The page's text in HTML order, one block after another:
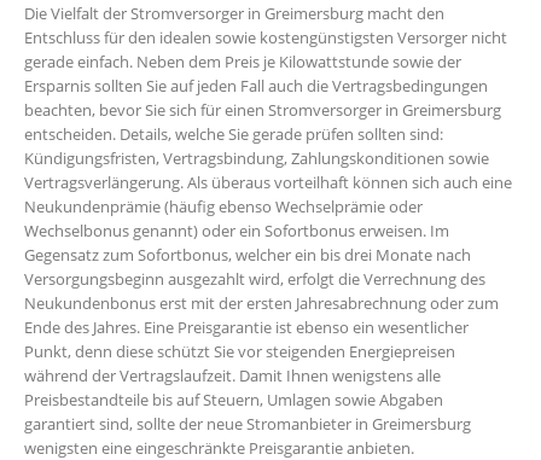
Die Vielfalt der Stromversorger in Greimersburg macht den
Entschluss für den idealen sowie kostengünstigsten Versorger nicht
gerade einfach. Neben dem Preis je Kilowattstunde sowie der
Ersparnis sollten Sie auf jeden Fall auch die Vertragsbedingungen
beachten, bevor Sie sich für einen Stromversorger in Greimersburg
entscheiden. Details, welche Sie gerade prüfen sollten sind:
Kündigungsfristen, Vertragsbindung, Zahlungskonditionen sowie
Vertragsverlängerung. Als überaus vorteilhaft können sich auch eine
Neukundenprämie (häufig ebenso Wechselprämie oder
Wechselbonus genannt) oder ein Sofortbonus erweisen. Im
Gegensatz zum Sofortbonus, welcher ein bis drei Monate nach
Versorgungsbeginn ausgezahlt wird, erfolgt die Verrechnung des
Neukundenbonus erst mit der ersten Jahresabrechnung oder zum
Ende des Jahres. Eine Preisgarantie ist ebenso ein wesentlicher
Punkt, denn diese schützt Sie vor steigenden Energiepreisen
während der Vertragslaufzeit. Damit Ihnen wenigstens alle
Preisbestandteile bis auf Steuern, Umlagen sowie Abgaben
garantiert sind, sollte der neue Stromanbieter in Greimersburg
wenigsten eine eingeschränkte Preisgarantie anbieten.